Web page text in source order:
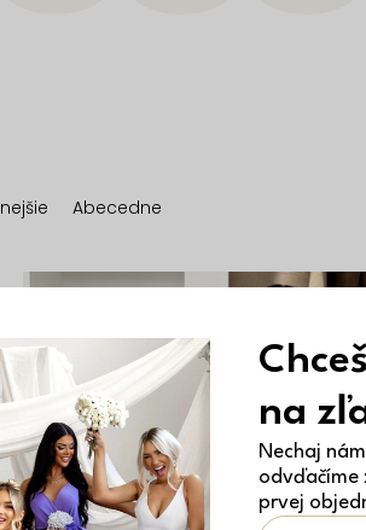
Abecedne
na
Nechaj
odvďačíme
prvej